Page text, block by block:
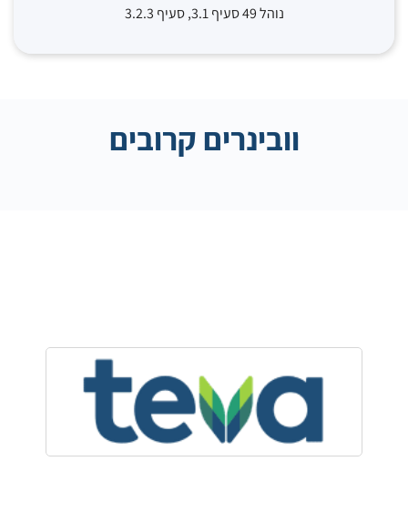
נוהל 49 סעיף 3.1, סעיף 3.2.3
וובינרים קרובים